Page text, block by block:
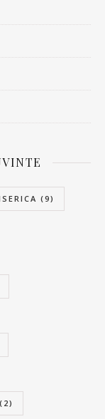
(9)
(2)